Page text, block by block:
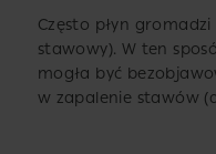
Często płyn
stawowy). W ten
mogła być
w zapalenie stawów